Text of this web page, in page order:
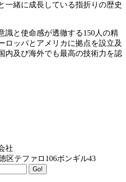
一緒に成長している指折りの歴史
識と使命感が透徹する150人の精
ロッパとアメリカに拠点を設立及
内及び海外でも最高の技術力を認
社
区テファロ106ボンギル43